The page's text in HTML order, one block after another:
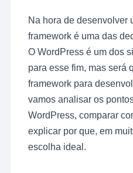
Na hora de desenvolver
framework é uma das
O WordPress é um dos
para esse fim, mas será
framework para
vamos analisar os
WordPress, comparar
explicar por que, em
escolha ideal.